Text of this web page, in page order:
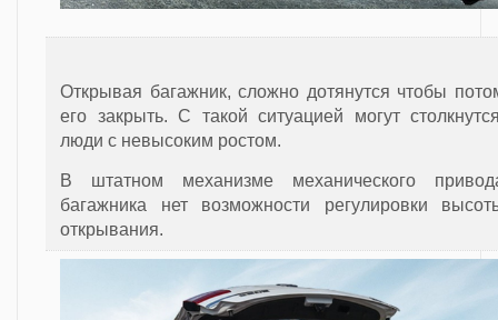
Открывая багажник, сложно дотянутся чтобы
его закрыть. С такой ситуацией могут
люди с невысоким ростом.
В штатном механизме механического
багажника нет возможности регулировки
открывания.